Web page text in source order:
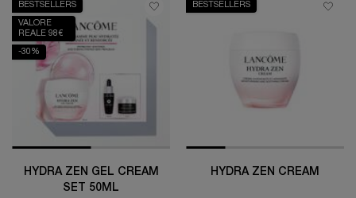
BESTSELLERS
VALORE
REALE 98€
-30%
HYDRA ZEN GEL CREAM
SET 50ML
BESTSELLERS
HYDRA ZEN CREAM